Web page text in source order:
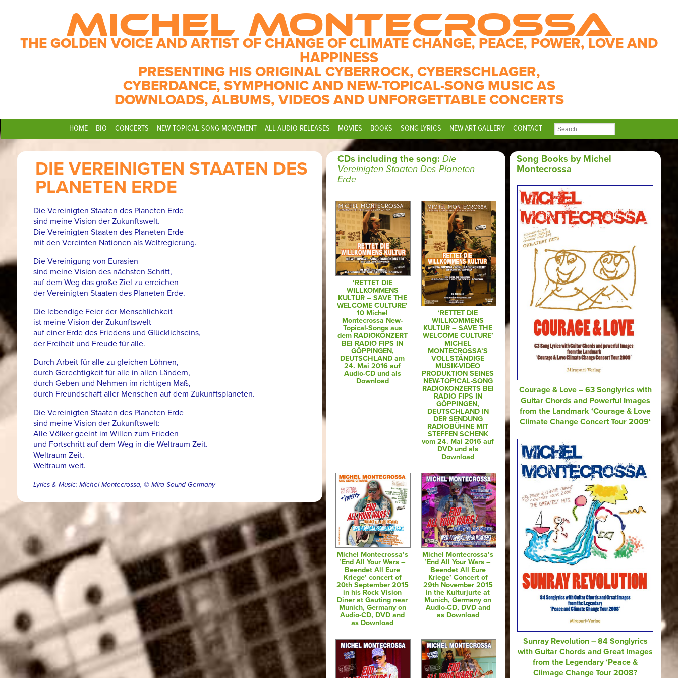
MICHEL MONTECROSSA
THE GOLDEN VOICE AND ARTIST OF CHANGE OF CLIMATE CHANGE, PEACE, POWER, LOVE AND
HAPPINESS
PRESENTING HIS ORIGINAL CYBERROCK, CYBERSCHLAGER,
CYBERDANCE, SYMPHONIC AND NEW-TOPICAL-SONG MUSIC AS
DOWNLOADS, ALBUMS, VIDEOS AND UNFORGETTABLE CONCERTS
HOME BIO CONCERTS NEW-TOPICAL-SONG-MOVEMENT ALL AUDIO-RELEASES MOVIES BOOKS SONG LYRICS NEW ART GALLERY CONTACT
SEARCH
FOR:
DIE VEREINIGTEN STAATEN DES
PLANETEN ERDE
Die Vereinigten Staaten des Planeten Erde
sind meine Vision der Zukunftswelt.
Die Vereinigten Staaten des Planeten Erde
mit den Vereinten Nationen als Weltregierung.
Die Vereinigung von Eurasien
sind meine Vision des nächsten Schritt,
auf dem Weg das große Ziel zu erreichen
der Vereinigten Staaten des Planeten Erde.
Die lebendige Feier der Menschlichkeit
ist meine Vision der Zukunftswelt
auf einer Erde des Friedens und Glücklichseins,
der Freiheit und Freude für alle.
Durch Arbeit für alle zu gleichen Löhnen,
durch Gerechtigkeit für alle in allen Ländern,
durch Geben und Nehmen im richtigen Maß,
durch Freundschaft aller Menschen auf dem Zukunftsplaneten.
Die Vereinigten Staaten des Planeten Erde
sind meine Vision der Zukunftswelt:
Alle Völker geeint im Willen zum Frieden
und Fortschritt auf dem Weg in die Weltraum Zeit.
Weltraum Zeit.
Weltraum weit.
Lyrics & Music: Michel Montecrossa, © Mira Sound Germany
CDs including the song: Die
Vereinigten Staaten Des Planeten
Erde
‘RETTET DIE
WILLKOMMENS
KULTUR – SAVE THE
WELCOME CULTURE’
10 Michel
Montecrossa New-
Topical-Songs aus
dem RADIOKONZERT
BEI RADIO FIPS IN
GÖPPINGEN,
DEUTSCHLAND am
24. Mai 2016 auf
Audio-CD und als
Download
‘RETTET DIE
WILLKOMMENS
KULTUR – SAVE THE
WELCOME CULTURE’
MICHEL
MONTECROSSA’S
VOLLSTÄNDIGE
MUSIK-VIDEO
PRODUKTION SEINES
NEW-TOPICAL-SONG
RADIOKONZERTS BEI
RADIO FIPS IN
GÖPPINGEN,
DEUTSCHLAND IN
DER SENDUNG
RADIOBÜHNE MIT
STEFFEN SCHENK
vom 24. Mai 2016 auf
DVD und als
Download
Michel Montecrossa’s
’End All Your Wars –
Beendet All Eure
Kriege’ concert of
20th September 2015
in his Rock Vision
Diner at Gauting near
Munich, Germany on
Audio-CD, DVD and
as Download
Michel Montecrossa’s
’End All Your Wars –
Beendet All Eure
Kriege’ Concert of
29th November 2015
in the Kulturjurte at
Munich, Germany on
Audio-CD, DVD and
as Download
Song Books by Michel
Montecrossa
Courage & Love – 63 Songlyrics with
Guitar Chords and Powerful Images
from the Landmark ‘Courage & Love
Climate Change Concert Tour 2009‘
Sunray Revolution – 84 Songlyrics
with Guitar Chords and Great Images
from the Legendary ‘Peace &
Climage Change Tour 2008?